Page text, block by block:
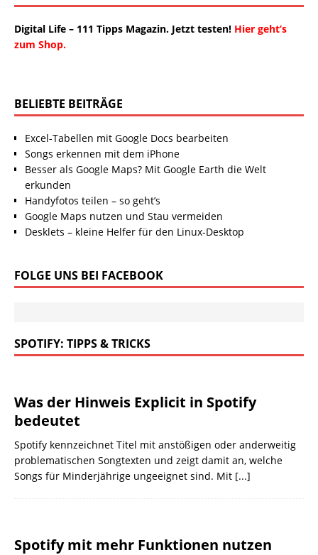
Digital Life – 111 Tipps Magazin. Jetzt testen! Hier geht’s
zum Shop.
BELIEBTE BEITRÄGE
Excel-Tabellen mit Google Docs bearbeiten
Songs erkennen mit dem iPhone
Besser als Google Maps? Mit Google Earth die Welt
erkunden
Handyfotos teilen – so geht’s
Google Maps nutzen und Stau vermeiden
Desklets – kleine Helfer für den Linux-Desktop
FOLGE UNS BEI FACEBOOK
SPOTIFY: TIPPS & TRICKS
Was der Hinweis Explicit in Spotify
bedeutet
Spotify kennzeichnet Titel mit anstößigen oder anderweitig
problematischen Songtexten und zeigt damit an, welche
Songs für Minderjährige ungeeignet sind. Mit [...]
Spotify mit mehr Funktionen nutzen